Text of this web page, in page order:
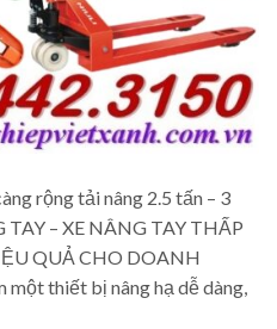
rộng tải nâng 2.5 tấn – 3
TAY – XE NÂNG TAY THẤP
QUẢ CHO DOANH
thiết bị nâng hạ dễ dàng,